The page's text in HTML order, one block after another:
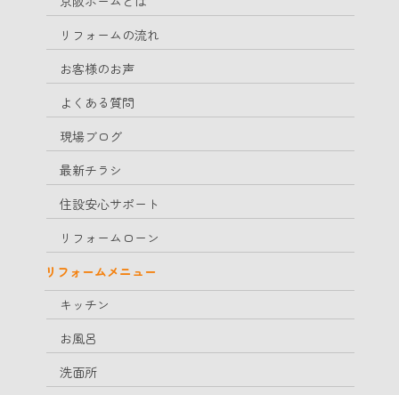
リフォームの流れ
お客様のお声
よくある質問
現場ブログ
最新チラシ
住設安心サポート
リフォームローン
リフォームメニュー
キッチン
お風呂
洗面所